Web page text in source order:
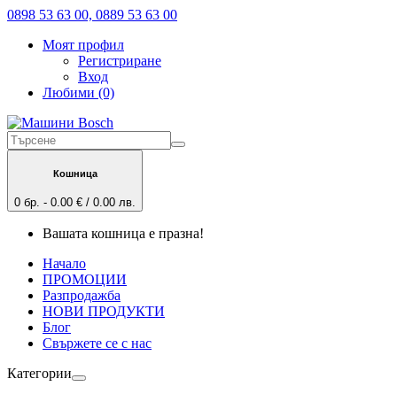
0898 53 63 00, 0889 53 63 00
Моят профил
Регистриране
Вход
Любими (0)
Кошница
0 бр. - 0.00 € / 0.00 лв.
Вашата кошница е празна!
Начало
ПРОМОЦИИ
Разпродажба
НОВИ ПРОДУКТИ
Блог
Свържете се с нас
Категории